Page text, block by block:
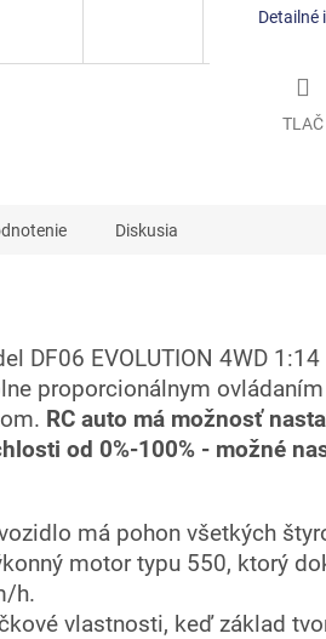
Detailné
TLAČ
Diskusia
DF06 EVOLUTION 4WD
proporcionálnym
RC auto má možnosť
od 0%-100% - možné
má pohon všetkých
motor typu 550, ktorý
h.
vlastnosti, keď základ